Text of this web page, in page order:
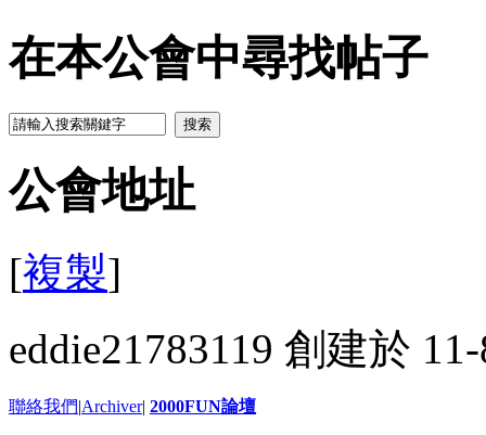
在本公會中尋找帖子
搜索
公會地址
[複製]
eddie21783119 創建於
聯絡我們|Archiver| 2000FUN論壇